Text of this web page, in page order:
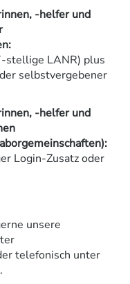
-helfer und
stellige LANR) plus
selbstvergebener
-helfer und
Login-Zusatz oder
unsere
telefonisch unter